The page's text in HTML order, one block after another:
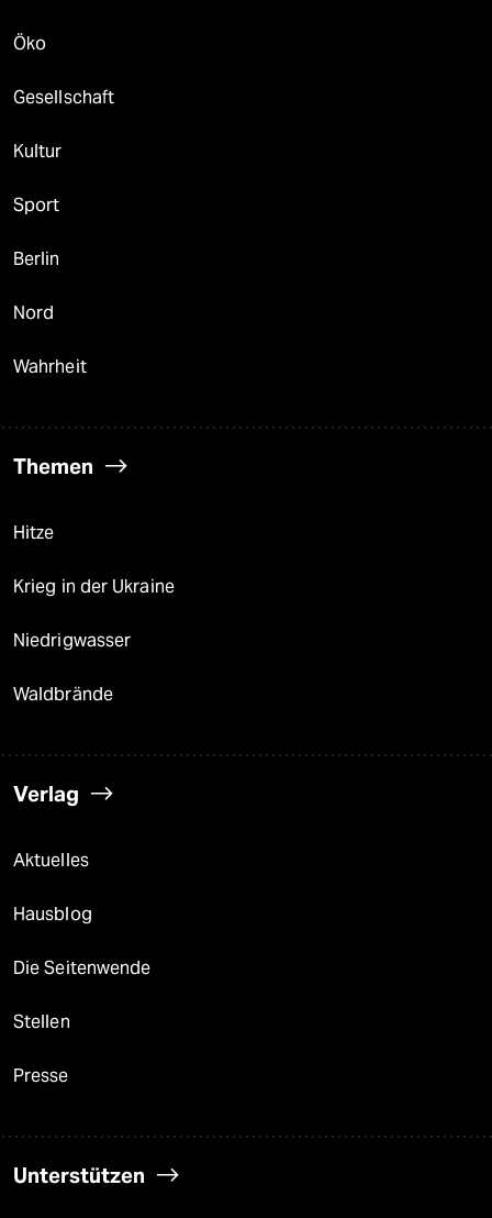
Öko
Gesellschaft
Kultur
Sport
Berlin
Nord
Wahrheit
Themen
Hitze
Krieg in der Ukraine
Niedrigwasser
Waldbrände
Verlag
Aktuelles
Hausblog
Die Seitenwende
Stellen
Presse
Unterstützen